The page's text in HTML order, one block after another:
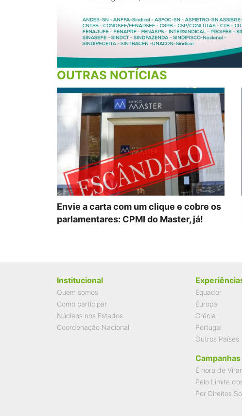
OUTRAS NOTÍCIAS
Envie a carta com um clique e cobre os
parlamentares: CPMI do Master, já!
Institucional
Quem somos
Como participar
Núcleos nos Estados
Coordenação Nacional
Equador
Europa
Grécia
Portugal
Outros Países
Campanhas
É hora de
Pelo Limite
Por Direitos